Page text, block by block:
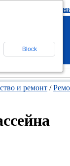
удалить
и ремонт /
Block